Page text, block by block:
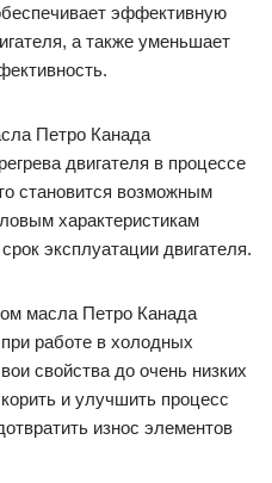
эффективную
а также уменьшает
Петро Канада
двигателя в процессе
становится возможным
характеристикам
эксплуатации двигателя.
масла Петро Канада
работе в холодных
свойства до очень низких
и улучшить процесс
износ элементов